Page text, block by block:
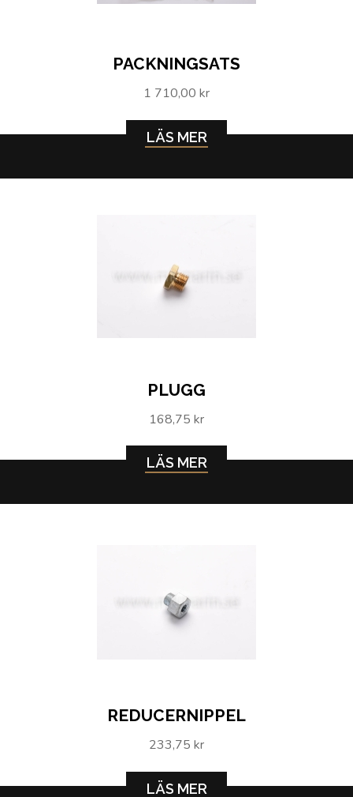
PACKNINGSATS
1 710,00 kr
LÄS MER
PLUGG
168,75 kr
LÄS MER
REDUCERNIPPEL
233,75 kr
LÄS MER